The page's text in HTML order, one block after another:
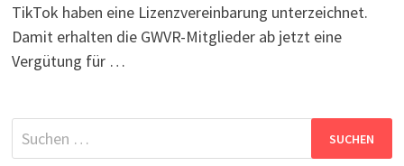
TikTok haben eine Lizenzvereinbarung unterzeichnet.
Damit erhalten die GWVR-Mitglieder ab jetzt eine
Vergütung für …
Suchen
nach: